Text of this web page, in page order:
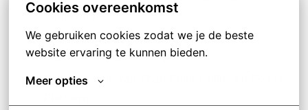
Cookies overeenkomst
We gebruiken cookies zodat we je de beste
website ervaring te kunnen bieden.
Meer opties
omgevingen.
Ervaring met application management of
digital workplace (± 5 jaar)
Sterke kennis van SharePoint Online en Power